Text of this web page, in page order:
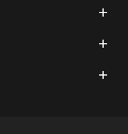


